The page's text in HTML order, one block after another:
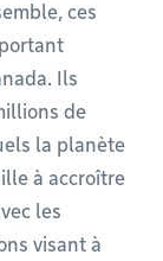
ces
Ils
de
la planète
à accroître
les
visant à